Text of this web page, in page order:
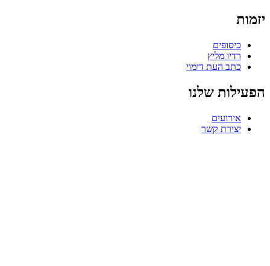
יזמות
כיסופים
רדיו מליץ
כתב העת דימוי
הפעילות שלנו
אירועים
יצירת קשר